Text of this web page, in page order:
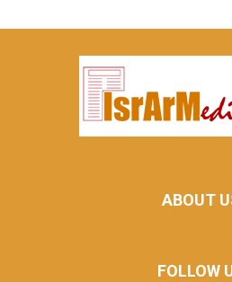
ABOUT
FOLLOW